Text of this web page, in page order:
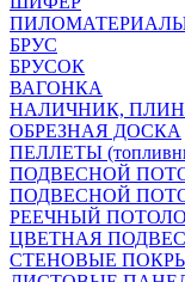
БРУС
БРУСОК
ВАГОНКА
НАЛИЧНИК,
ОБРЕЗНАЯ ДОСКА
ПЕЛЛЕТЫ
ПОДВЕСНОЙ
ПОДВЕСНОЙ
РЕЕЧНЫЙ
ЦВЕТНАЯ
СТЕНОВЫЕ